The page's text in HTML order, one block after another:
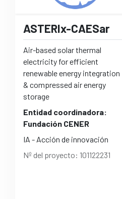
ASTERIx-CAESar
Air-based solar thermal
electricity for efficient
renewable energy integration
& compressed air energy
storage
Entidad coordinadora:
Fundación CENER
IA - Acción de innovación
Nº del proyecto: 101122231